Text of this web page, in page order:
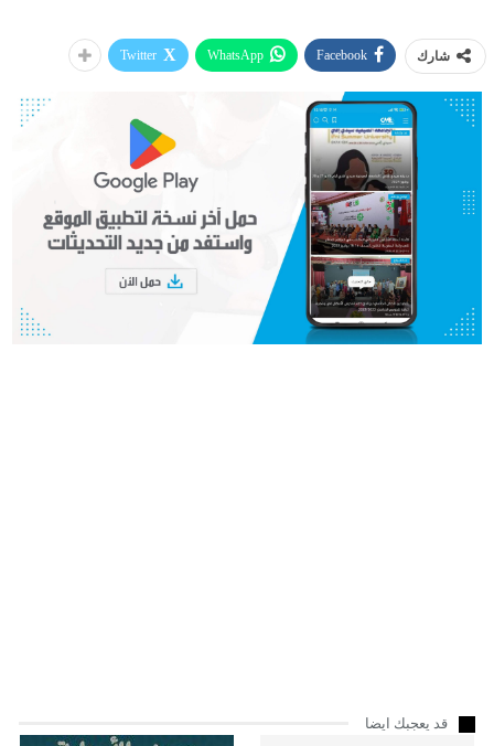
شارك Facebook
WhatsApp
Twitter
قد يعجبك ايضا